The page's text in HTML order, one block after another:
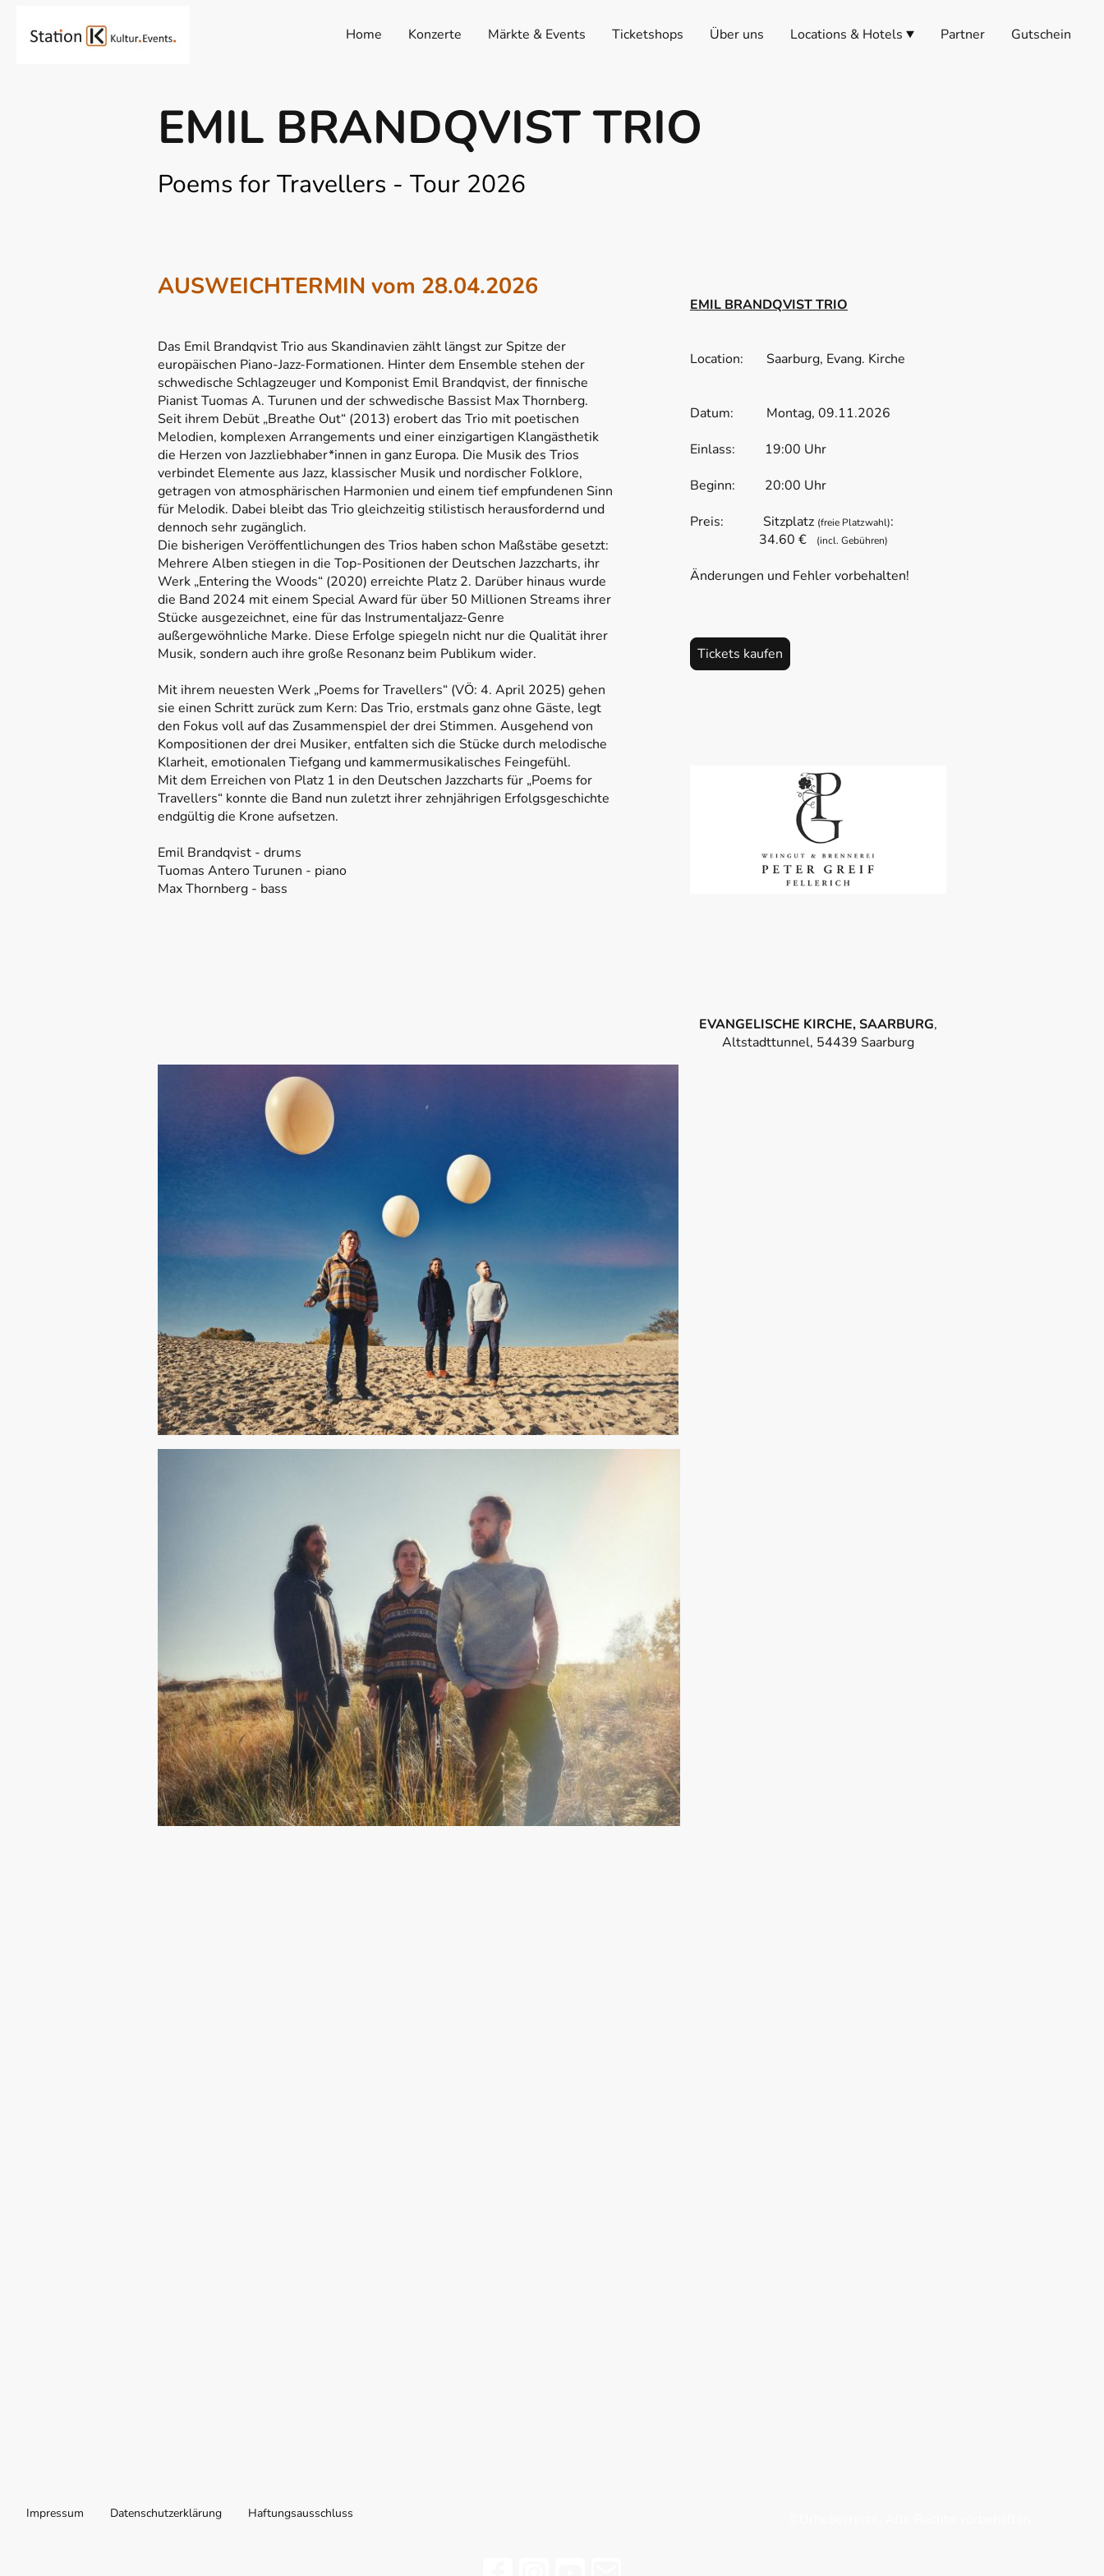
Home Konzerte Märkte & Events Ticketshops Über uns Locations & Hotels Partner Gutschein
EMIL BRANDQVIST TRIO
Poems for Travellers - Tour 2026
EMIL BRANDQVIST TRIO
Location: Saarburg, Evang. Kirche
Datum: Montag, 09.11.2026
Einlass: 19:00 Uhr
Beginn: 20:00 Uhr
Preis: Sitzplatz (freie Platzwahl):
34.60 €
(incl. Gebühren)
Änderungen und Fehler vorbehalten!
Tickets kaufen
AUSWEICHTERMIN vom 28.04.2026
Das Emil Brandqvist Trio aus Skandinavien zählt längst zur Spitze der
europäischen Piano-Jazz-Formationen. Hinter dem Ensemble stehen der
schwedische Schlagzeuger und Komponist Emil Brandqvist, der finnische
Pianist Tuomas A. Turunen und der schwedische Bassist Max Thornberg.
Seit ihrem Debüt „Breathe Out“ (2013) erobert das Trio mit poetischen
Melodien, komplexen Arrangements und einer einzigartigen Klangästhetik
die Herzen von Jazzliebhaber*innen in ganz Europa. Die Musik des Trios
verbindet Elemente aus Jazz, klassischer Musik und nordischer Folklore,
getragen von atmosphärischen Harmonien und einem tief empfundenen Sinn
für Melodik. Dabei bleibt das Trio gleichzeitig stilistisch herausfordernd und
dennoch sehr zugänglich.
Die bisherigen Veröffentlichungen des Trios haben schon Maßstäbe gesetzt:
Mehrere Alben stiegen in die Top-Positionen der Deutschen Jazzcharts, ihr
Werk „Entering the Woods“ (2020) erreichte Platz 2. Darüber hinaus wurde
die Band 2024 mit einem Special Award für über 50 Millionen Streams ihrer
Stücke ausgezeichnet, eine für das Instrumentaljazz-Genre
außergewöhnliche Marke. Diese Erfolge spiegeln nicht nur die Qualität ihrer
Musik, sondern auch ihre große Resonanz beim Publikum wider.
Mit ihrem neuesten Werk „Poems for Travellers“ (VÖ: 4. April 2025) gehen
sie einen Schritt zurück zum Kern: Das Trio, erstmals ganz ohne Gäste, legt
den Fokus voll auf das Zusammenspiel der drei Stimmen. Ausgehend von
Kompositionen der drei Musiker, entfalten sich die Stücke durch melodische
Klarheit, emotionalen Tiefgang und kammermusikalisches Feingefühl.
Mit dem Erreichen von Platz 1 in den Deutschen Jazzcharts für „Poems for
Travellers“ konnte die Band nun zuletzt ihrer zehnjährigen Erfolgsgeschichte
endgültig die Krone aufsetzen.
Emil Brandqvist - drums
Tuomas Antero Turunen - piano
Max Thornberg - bass
EVANGELISCHE KIRCHE, SAARBURG,
Altstadttunnel, 54439 Saarburg
Impressum Datenschutzerklärung Haftungsausschluss